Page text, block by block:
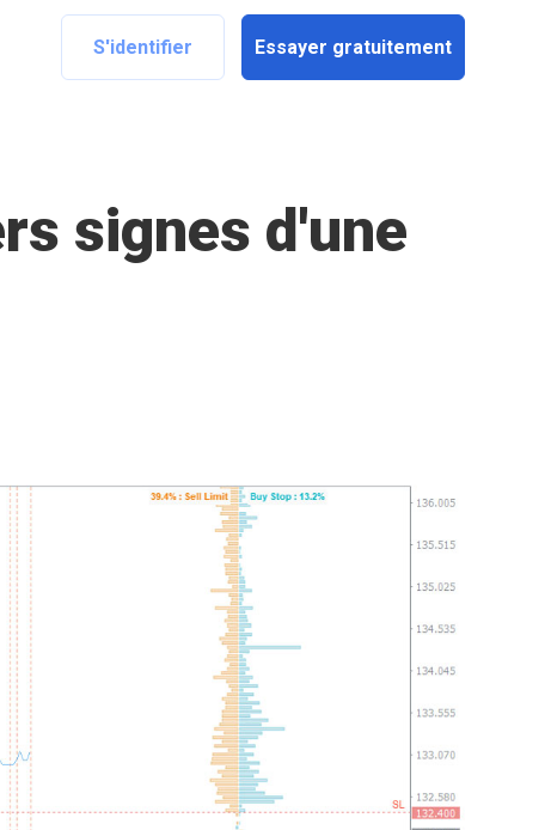
S'identifier Essayer gratuitement
signes d'une